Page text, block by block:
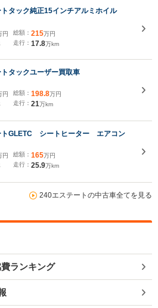
タック純正15インチアルミホイル
円
総額： 215万円
走行： 17.8万km
タックユーザー買取車
円
総額： 198.8万円
走行： 21万km
トGLETC シートヒーター エアコン
円
総額： 165万円
走行： 25.9万km
240エステートの中古車全てを見る
ランキング